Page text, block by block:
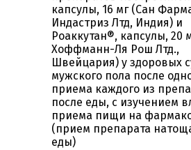
капсулы, 16 мг (Сан
Индастриз Лтд, Индия) и
Роаккутан®, капсулы, 20
Хоффманн-Ля Рош Лтд.,
Швейцария) у здоровых
мужского пола после
приема каждого из
после еды, с изучением
приема пищи на
(прием препарата
еды)